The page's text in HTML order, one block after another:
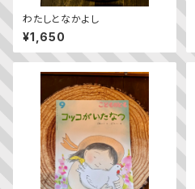
わたしとなかよし
¥1,650